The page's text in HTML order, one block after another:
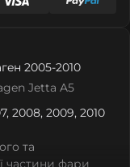
2005-2010
Jetta A5
2008, 2009, 2010
та
частини фари